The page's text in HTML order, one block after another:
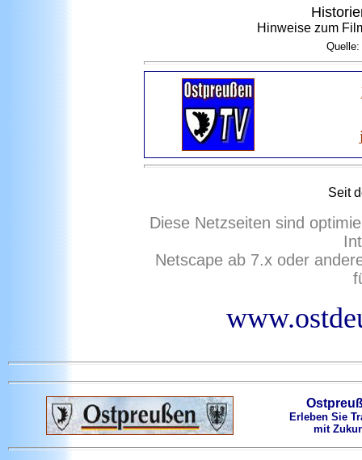
Hinweise zum
Quelle:
Seit
Diese Netzseiten sind
Netscape ab 7.x oder
Erleben Sie
mit